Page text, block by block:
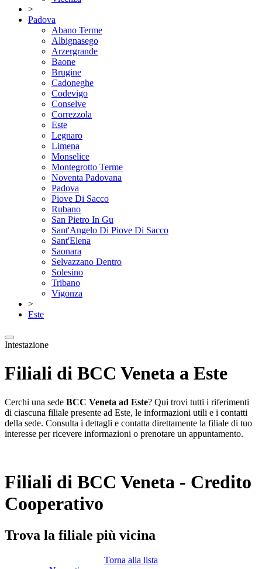
>
Padova
Abano Terme
Albignasego
Arzergrande
Baone
Brugine
Cadoneghe
Codevigo
Conselve
Correzzola
Este
Legnaro
Limena
Monselice
Montegrotto Terme
Noventa Padovana
Padova
Piove Di Sacco
Rubano
San Pietro In Gu
Sant'Angelo Di Piove Di Sacco
Sant'Elena
Saonara
Selvazzano Dentro
Solesino
Tribano
Vigonza
>
Este
Intestazione
Filiali di BCC Veneta a Este
Cerchi una sede BCC Veneta ad Este? Qui trovi tutti i riferimenti
di ciascuna filiale presente ad Este, le informazioni utili e i contatti
della sede. Consulta i dettagli e contatta direttamente la filiale di tuo
interesse per ricevere informazioni o prenotare un appuntamento.
Filiali di BCC Veneta - Credito
Cooperativo
Trova la filiale più vicina
Torna alla lista